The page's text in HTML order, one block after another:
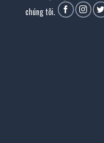
chúng tôi.